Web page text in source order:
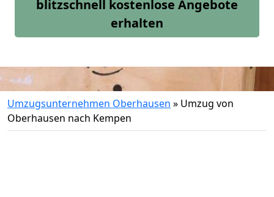
blitzschnell kostenlose Angebote
erhalten
Umzugsunternehmen Oberhausen » Umzug von
Oberhausen nach Kempen